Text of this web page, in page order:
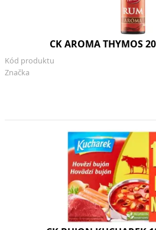
CK AROMA THYMOS
Značka
Kód produktu